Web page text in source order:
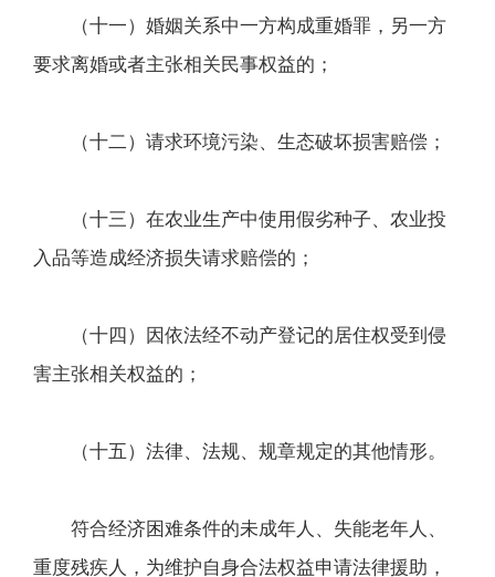
（十一）婚姻关系中一方构成重婚罪，另一方
要求离婚或者主张相关民事权益的；
（十二）请求环境污染、生态破坏损害赔偿；
（十三）在农业生产中使用假劣种子、农业投
入品等造成经济损失请求赔偿的；
（十四）因依法经不动产登记的居住权受到侵
害主张相关权益的；
（十五）法律、法规、规章规定的其他情形。
符合经济困难条件的未成年人、失能老年人、
重度残疾人，为维护自身合法权益申请法律援助，